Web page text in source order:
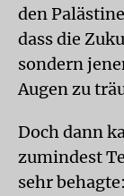
den
dass die
sondern
Augen zu
Doch dann
zumindest
sehr